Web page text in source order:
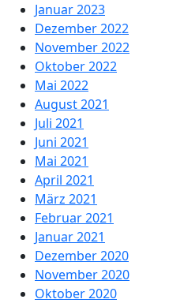
Januar 2023
Dezember 2022
November 2022
Oktober 2022
Mai 2022
August 2021
Juli 2021
Juni 2021
Mai 2021
April 2021
März 2021
Februar 2021
Januar 2021
Dezember 2020
November 2020
Oktober 2020